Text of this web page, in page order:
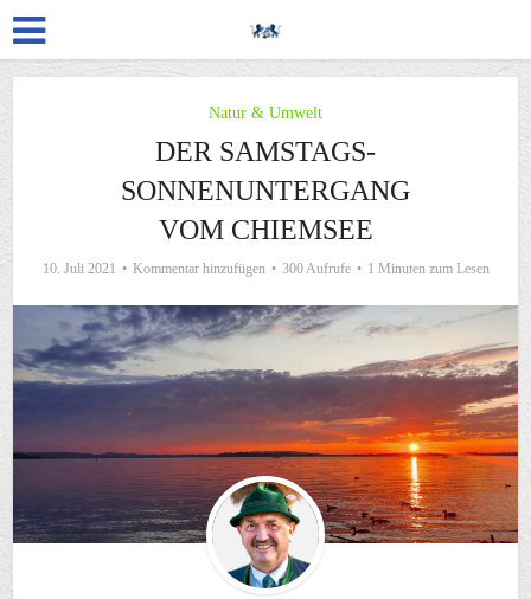
Natur & Umwelt
DER SAMSTAGS-
SONNENUNTERGANG
VOM CHIEMSEE
10. Juli 2021 Kommentar hinzufügen 300 Aufrufe 1 Minuten zum Lesen